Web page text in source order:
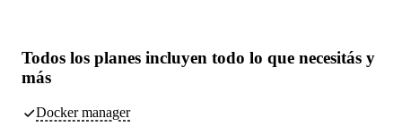
Todos los planes incluyen todo lo que necesitás y
más
Docker manager